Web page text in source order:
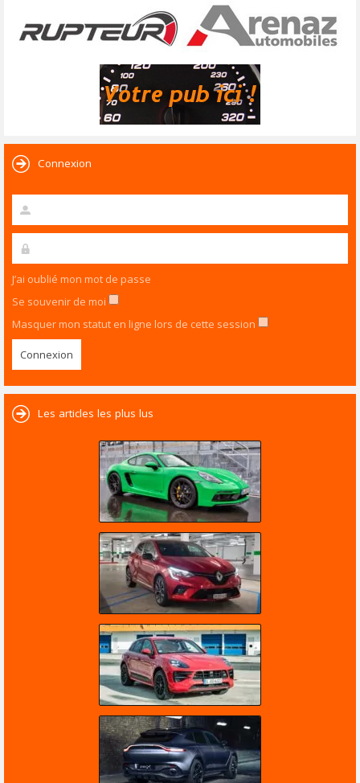
Connexion
J’ai oublié mon mot de passe
Se souvenir de moi
Masquer mon statut en ligne lors de cette session
Les articles les plus lus